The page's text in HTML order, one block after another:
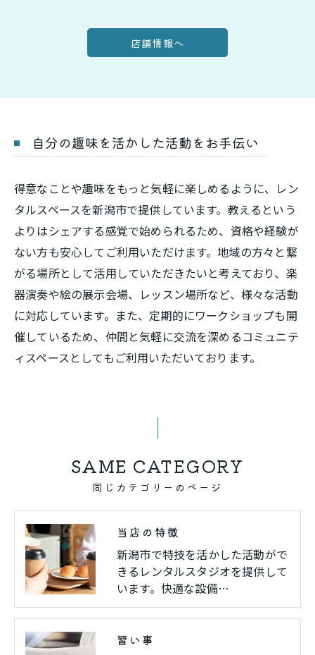
店舗情報へ
自分の趣味を活かした活動をお手伝い
得意なことや趣味をもっと気軽に楽しめるように、レン
タルスペースを新潟市で提供しています。教えるという
よりはシェアする感覚で始められるため、資格や経験が
ない方も安心してご利用いただけます。地域の方々と繋
がる場所として活用していただきたいと考えており、楽
器演奏や絵の展示会場、レッスン場所など、様々な活動
に対応しています。また、定期的にワークショップも開
催しているため、仲間と気軽に交流を深めるコミュニテ
ィスペースとしてもご利用いただいております。
同じカテゴリーのページ
SAME CATEGORY
当店の特徴
新潟市で特技を活かした活動がで
きるレンタルスタジオを提供して
います。快適な設備…
習い事